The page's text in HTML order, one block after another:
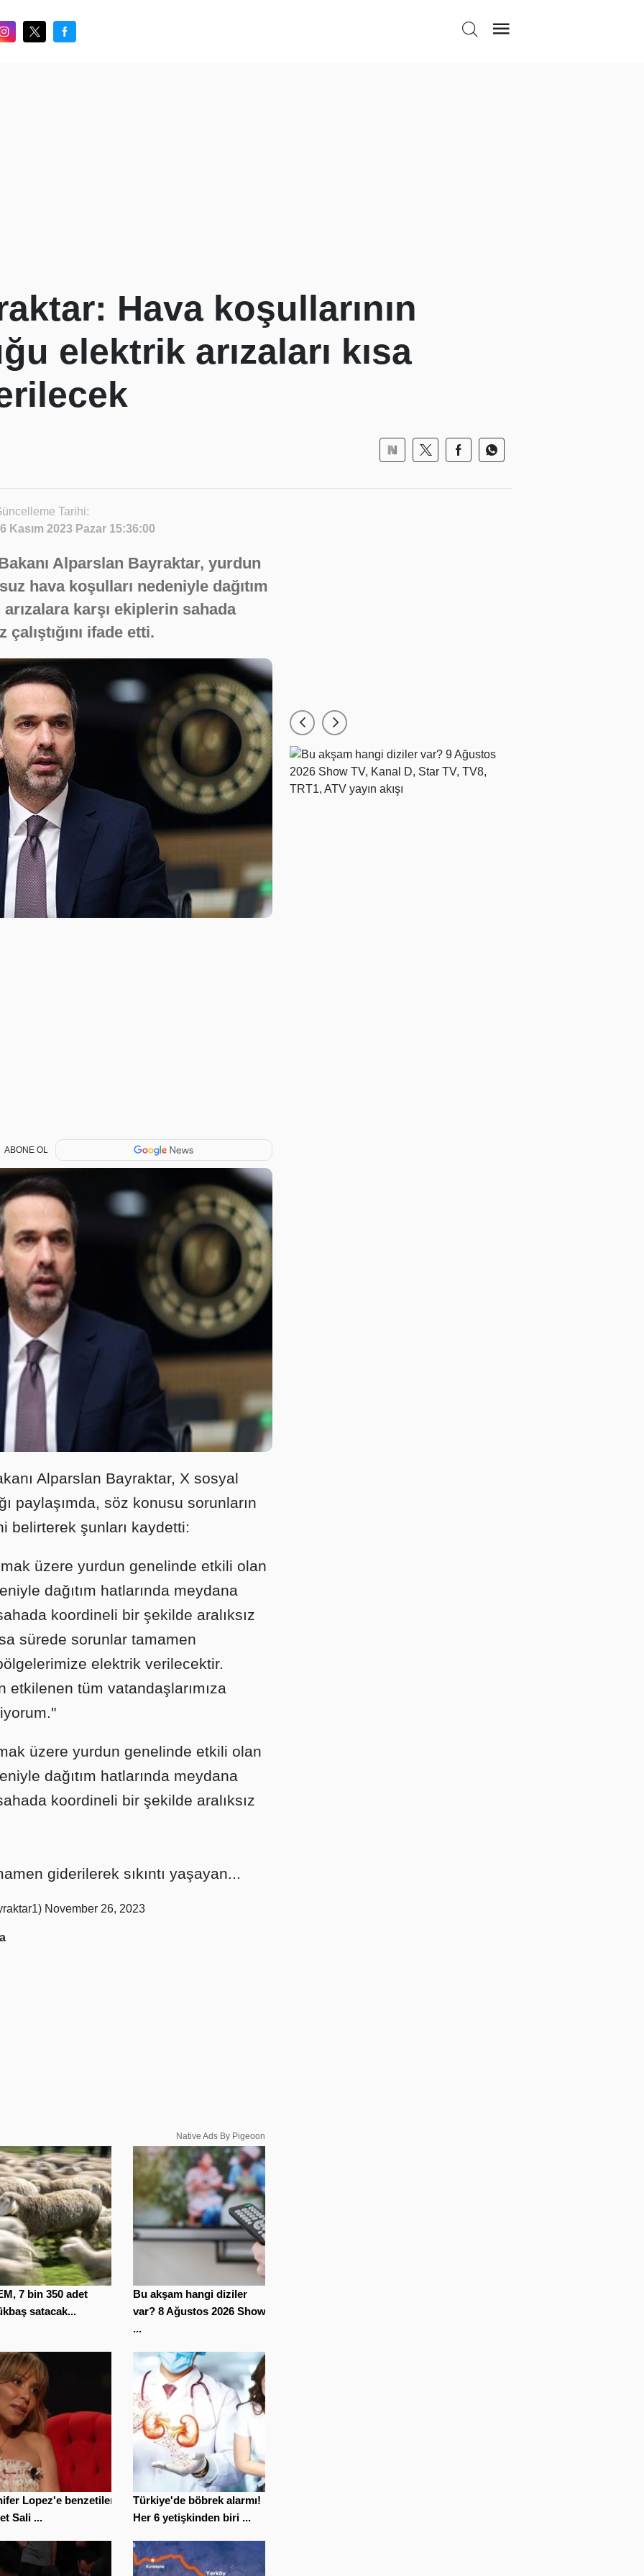
Hava koşullarının
elektrik arızaları kısa
Tarihi:
Kasım 2023 Pazar 15:36:00
Alparslan Bayraktar, yurdun
hava koşulları nedeniyle dağıtım
karşı ekiplerin sahada
ifade etti.
ABONE OL
Alparslan Bayraktar, X sosyal
paylaşımda, söz konusu sorunların
belirterek şunları kaydetti:
üzere yurdun genelinde etkili olan
dağıtım hatlarında meydana
koordineli bir şekilde aralıksız
sürede sorunlar tamamen
elektrik verilecektir.
etkilenen tüm vatandaşlarımıza
üzere yurdun genelinde etkili olan
dağıtım hatlarında meydana
koordineli bir şekilde aralıksız
giderilerek sıkıntı yaşayan...
November 26, 2023
Native Ads By Pigeoon
7 bin 350 adet
satacak...
Bu akşam hangi diziler
var? 8 Ağustos 2026 Show
...
Lopez'e benzetilen
Sali ...
Türkiye'de böbrek alarmı!
Her 6 yetişkinden biri ...